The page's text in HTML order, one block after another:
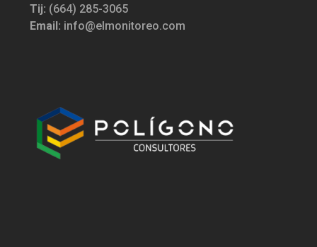
Tij: (664) 285-3065
Email: info@elmonitoreo.com